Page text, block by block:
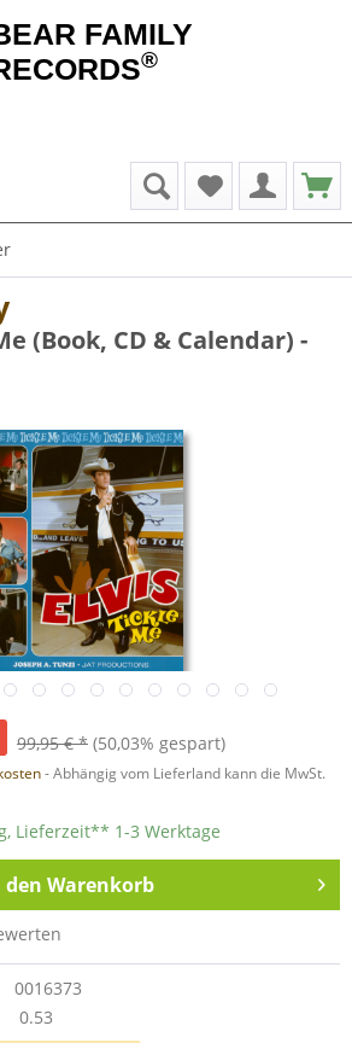
FAMILY
®
(Book, CD & Calendar) -
99,95 € * (50,03% gespart)
- Abhängig vom Lieferland kann die MwSt.
Lieferzeit** 1-3 Werktage
den Warenkorb
0016373
0.53